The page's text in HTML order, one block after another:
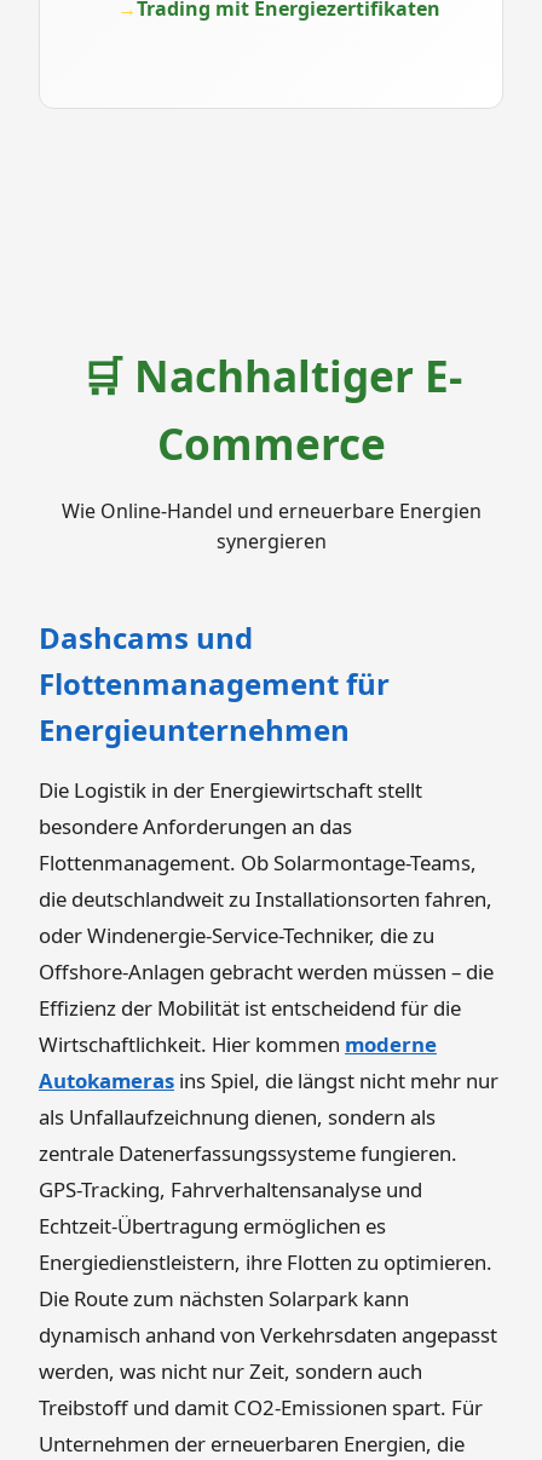
Trading mit Energiezertifikaten
🛒 Nachhaltiger E-
Commerce
Wie Online-Handel und erneuerbare Energien
synergieren
Dashcams und
Flottenmanagement für
Energieunternehmen
Die Logistik in der Energiewirtschaft stellt
besondere Anforderungen an das
Flottenmanagement. Ob Solarmontage-Teams,
die deutschlandweit zu Installationsorten fahren,
oder Windenergie-Service-Techniker, die zu
Offshore-Anlagen gebracht werden müssen – die
Effizienz der Mobilität ist entscheidend für die
Wirtschaftlichkeit. Hier kommen moderne
Autokameras ins Spiel, die längst nicht mehr nur
als Unfallaufzeichnung dienen, sondern als
zentrale Datenerfassungssysteme fungieren.
GPS-Tracking, Fahrverhaltensanalyse und
Echtzeit-Übertragung ermöglichen es
Energiedienstleistern, ihre Flotten zu optimieren.
Die Route zum nächsten Solarpark kann
dynamisch anhand von Verkehrsdaten angepasst
werden, was nicht nur Zeit, sondern auch
Treibstoff und damit CO2-Emissionen spart. Für
Unternehmen der erneuerbaren Energien, die